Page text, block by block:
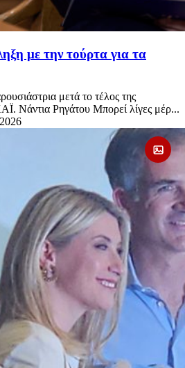
με την τούρτα για τα
μετά το τέλος της
Νάντια Ρηγάτου Μπορεί λίγες μέρ...